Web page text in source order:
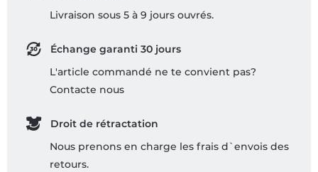
Livraison sous 5 à 9 jours ouvrés.
Échange garanti 30 jours
L'article commandé ne te convient pas?
Contacte nous
Droit de rétractation
Nous prenons en charge les frais d`envois des
retours.